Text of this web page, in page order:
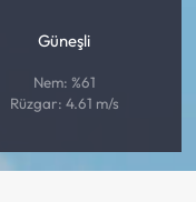
Güneşli
Nem: %61
Rüzgar: 4.61 m/s